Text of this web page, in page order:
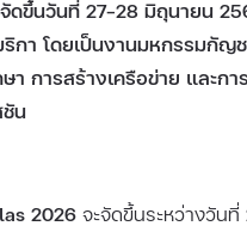
ดขึ้นวันที่ 27–28 มิถุนายน
กา โดยเป็นงานมหกรรมกั
การสร้างเครือข่าย และก
น
2026 จะจัดขึ้นระหว่างวันที่